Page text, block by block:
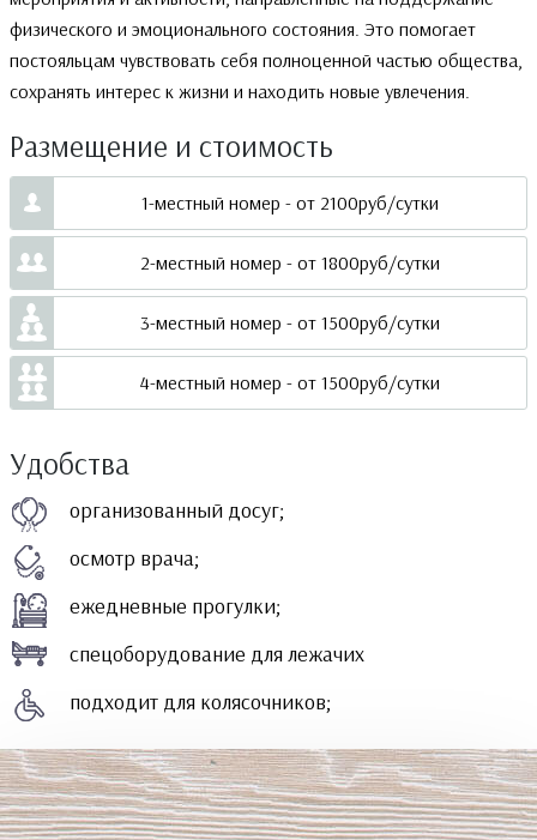
физического и эмоционального состояния. Это помогает
постояльцам чувствовать себя полноценной частью общества,
сохранять интерес к жизни и находить новые увлечения.
Размещение и стоимость
1-местный номер - от 2100руб/сутки
2-местный номер - от 1800руб/сутки
3-местный номер - от 1500руб/сутки
4-местный номер - от 1500руб/сутки
Удобства
организованный досуг;
осмотр врача;
ежедневные прогулки;
спецоборудование для лежачих
подходит для колясочников;